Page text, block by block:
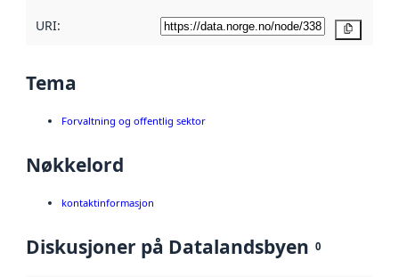
URI:
Tema
Forvaltning og offentlig sektor
Nøkkelord
kontaktinformasjon
Diskusjoner på Datalandsbyen 0